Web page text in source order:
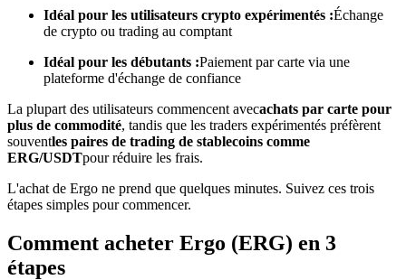
Devenez un trader de copie
Profitez du partage des bénéfices et des commissions de copy
trading
Idéal pour les utilisateurs crypto expérimentés :Échange
de crypto ou trading au comptant
Idéal pour les débutants :Paiement par carte via une
plateforme d'échange de confiance
La plupart des utilisateurs commencent avecachats par carte pour
plus de commodité, tandis que les traders expérimentés préfèrent
souventles paires de trading de stablecoins comme
ERG/USDTpour réduire les frais.
L'achat de Ergo ne prend que quelques minutes. Suivez ces trois
étapes simples pour commencer.
Comment acheter Ergo (ERG) en 3
étapes